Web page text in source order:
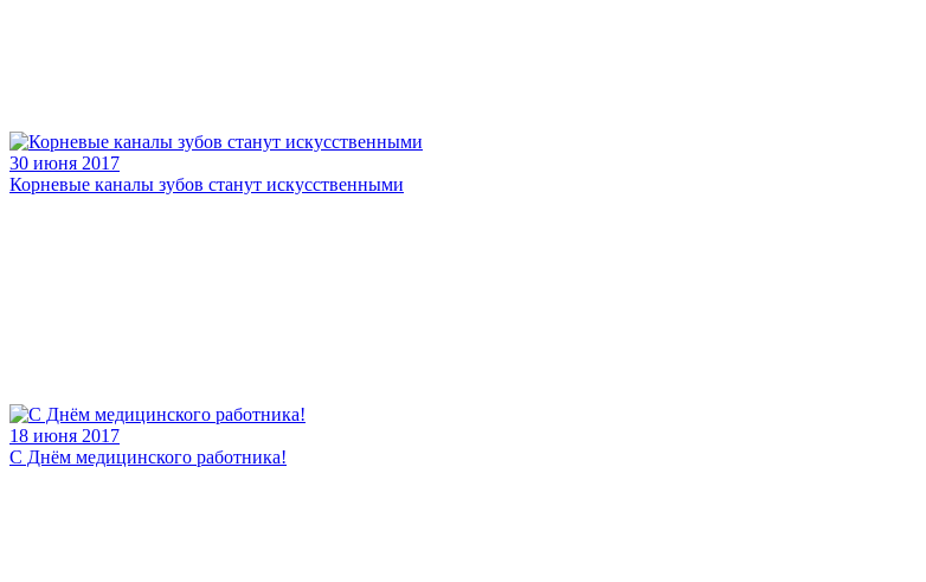
30 июня 2017
Корневые каналы зубов станут искусственными
18 июня 2017
С Днём медицинского работника!